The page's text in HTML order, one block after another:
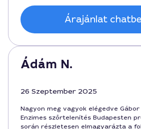
Árajánlat
Ádám N.
26 Szeptember 2025
Nagyon meg vagyok elégedve
Enzimes szőrtelenítés Budapesten
során részletesen elmagyarázta a